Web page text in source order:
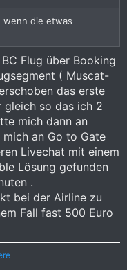
wenn die etwas
Flug über Booking
( Muscat-
das erste
gleich so das ich 2
mich dann an
an Go to Gate
Livechat mit einem
Lösung gefunden
.
bei der Airline zu
Fall fast 500 Euro